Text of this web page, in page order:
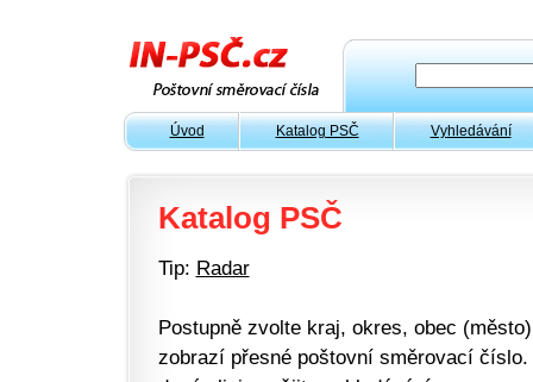
Úvod Katalog PSČ Vyhledávání
Katalog PSČ
Tip: Radar
Postupně zvolte kraj, okres, obec
zobrazí přesné poštovní směrovací